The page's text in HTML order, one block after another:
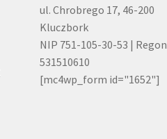
ul. Chrobrego 17, 46-200
Kluczbork
NIP 751-105-30-53 | Regon
531510610
[mc4wp_form id="1652"]